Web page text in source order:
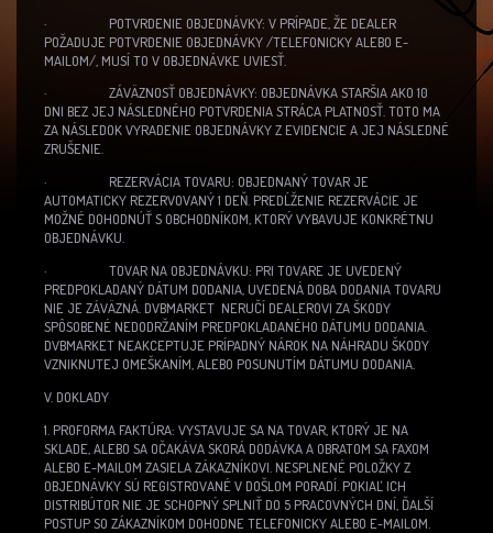
· POTVRDENIE OBJEDNÁVKY: V PRÍPADE, ŽE DEALER
POŽADUJE POTVRDENIE OBJEDNÁVKY /TELEFONICKY ALEBO E-
MAILOM/, MUSÍ TO V OBJEDNÁVKE UVIESŤ.
· ZÁVÄZNOSŤ OBJEDNÁVKY: OBJEDNÁVKA STARŠIA AKO 10
DNI BEZ JEJ NÁSLEDNÉHO POTVRDENIA STRÁCA PLATNOSŤ. TOTO MA
ZA NÁSLEDOK VYRADENIE OBJEDNÁVKY Z EVIDENCIE A JEJ NÁSLEDNÉ
ZRUŠENIE.
· REZERVÁCIA TOVARU: OBJEDNANÝ TOVAR JE
AUTOMATICKY REZERVOVANÝ 1 DEŇ. PREDĹŽENIE REZERVÁCIE JE
MOŽNÉ DOHODNÚŤ S OBCHODNÍKOM, KTORÝ VYBAVUJE KONKRÉTNU
OBJEDNÁVKU.
· TOVAR NA OBJEDNÁVKU: PRI TOVARE JE UVEDENÝ
PREDPOKLADANÝ DÁTUM DODANIA, UVEDENÁ DOBA DODANIA TOVARU
NIE JE ZÁVÄZNÁ. DVBMARKET NERUČÍ DEALEROVI ZA ŠKODY
SPÔSOBENÉ NEDODRŽANÍM PREDPOKLADANÉHO DÁTUMU DODANIA.
DVBMARKET NEAKCEPTUJE PRÍPADNÝ NÁROK NA NÁHRADU ŠKODY
VZNIKNUTEJ OMEŠKANÍM, ALEBO POSUNUTÍM DÁTUMU DODANIA.
V. DOKLADY
1. PROFORMA FAKTÚRA: VYSTAVUJE SA NA TOVAR, KTORÝ JE NA
SKLADE, ALEBO SA OČAKÁVA SKORÁ DODÁVKA A OBRATOM SA FAXOM
ALEBO E-MAILOM ZASIELA ZÁKAZNÍKOVI. NESPLNENÉ POLOŽKY Z
OBJEDNÁVKY SÚ REGISTROVANÉ V DOŠLOM PORADÍ. POKIAĽ ICH
DISTRIBÚTOR NIE JE SCHOPNÝ SPLNIŤ DO 5 PRACOVNÝCH DNÍ, ĎALŠÍ
POSTUP SO ZÁKAZNÍKOM DOHODNE TELEFONICKY ALEBO E-MAILOM.